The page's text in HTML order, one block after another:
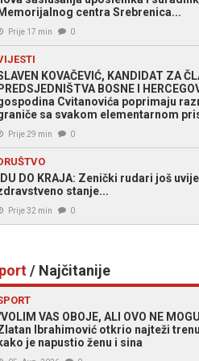
centra Srebrenica...
Prije 17 min 0
KOVAČEVIĆ, KANDIDAT ZA
BOSNE I
Cvitanovića poprimaju
sa svakom elementarnom
Prije 29 min 0
DO KRAJA: Zenički rudari još
stanje...
Prije 32 min 0
/ Najčitanije
VAS OBOJE, ALI OVO NE
Ibrahimović otkrio najteži
je napustio ženu i sina